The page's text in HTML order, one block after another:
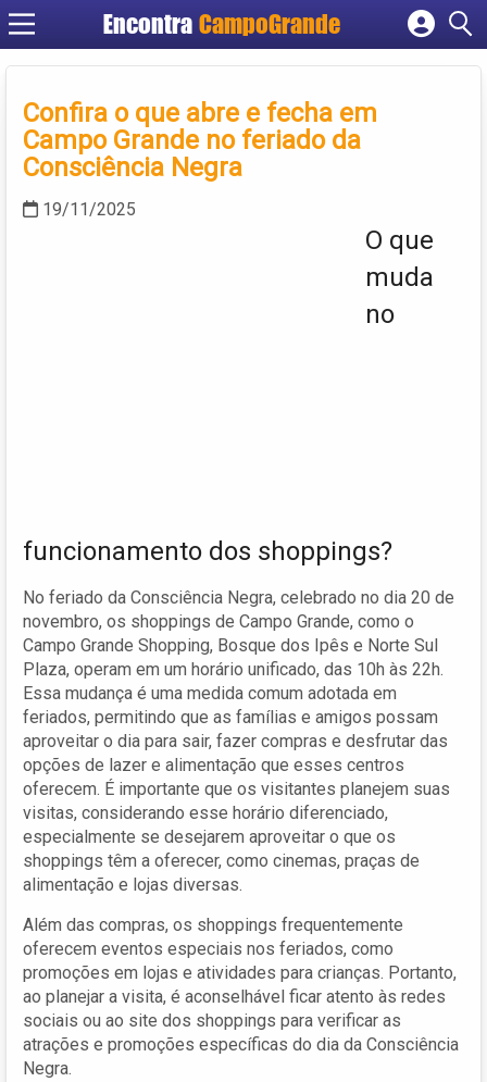
Encontra CampoGrande
Cadastrar empresa
Criar conta
Confira o que abre e fecha em
Campo Grande no feriado da
Consciência Negra
19/11/2025
O que
muda
no
funcionamento dos shoppings?
No feriado da Consciência Negra, celebrado no dia 20 de
novembro, os shoppings de Campo Grande, como o
Campo Grande Shopping, Bosque dos Ipês e Norte Sul
Plaza, operam em um horário unificado, das 10h às 22h.
Essa mudança é uma medida comum adotada em
feriados, permitindo que as famílias e amigos possam
aproveitar o dia para sair, fazer compras e desfrutar das
opções de lazer e alimentação que esses centros
oferecem. É importante que os visitantes planejem suas
visitas, considerando esse horário diferenciado,
especialmente se desejarem aproveitar o que os
shoppings têm a oferecer, como cinemas, praças de
alimentação e lojas diversas.
Além das compras, os shoppings frequentemente
oferecem eventos especiais nos feriados, como
promoções em lojas e atividades para crianças. Portanto,
ao planejar a visita, é aconselhável ficar atento às redes
sociais ou ao site dos shoppings para verificar as
atrações e promoções específicas do dia da Consciência
Negra.